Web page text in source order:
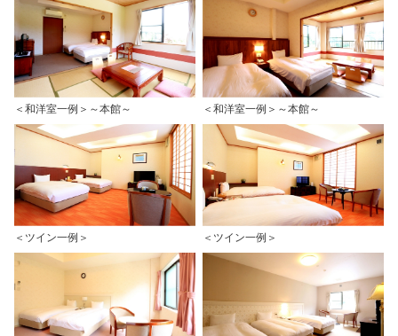
＜和洋室一例＞～本館～ ＜和洋室一例＞～本館～
＜ツイン一例＞ ＜ツイン一例＞